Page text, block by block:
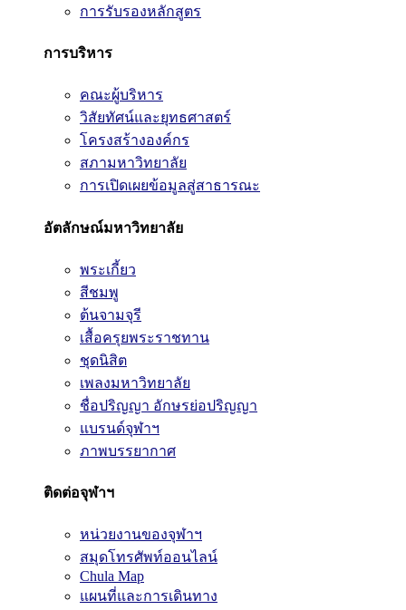
การรับรองหลักสูตร
การบริหาร
คณะผู้บริหาร
วิสัยทัศน์และยุทธศาสตร์
โครงสร้างองค์กร
สภามหาวิทยาลัย
การเปิดเผยข้อมูลสู่สาธารณะ
อัตลักษณ์มหาวิทยาลัย
พระเกี้ยว
สีชมพู
ต้นจามจุรี
เสื้อครุยพระราชทาน
ชุดนิสิต
เพลงมหาวิทยาลัย
ชื่อปริญญา อักษรย่อปริญญา
แบรนด์จุฬาฯ
ภาพบรรยากาศ
ติดต่อจุฬาฯ
หน่วยงานของจุฬาฯ
สมุดโทรศัพท์ออนไลน์
Chula Map
แผนที่และการเดินทาง